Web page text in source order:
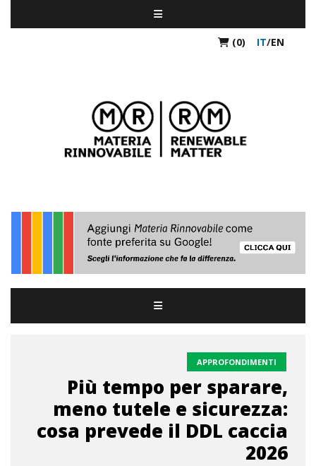
(0) IT/EN
APPROFONDIMENTI
Più tempo per sparare,
meno tutele e sicurezza:
cosa prevede il DDL caccia
2026